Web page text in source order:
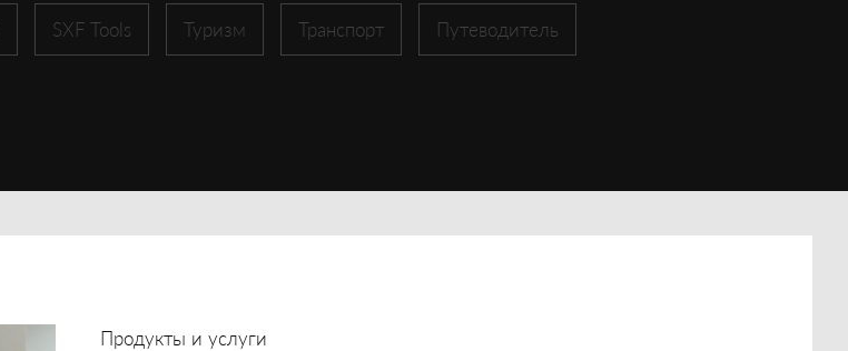
SXF Tools Туризм Транспорт Путеводитель
Продукты и услуги